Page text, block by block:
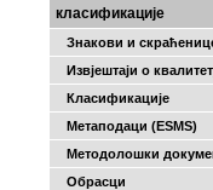
класификације
Знакови и
Извјештаји о
Класификације
Метаподаци (ESMS)
Методолошки
Обрасци